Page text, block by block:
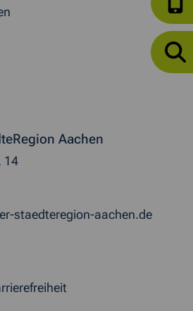
Aachen
14
staedteregion-aachen.de